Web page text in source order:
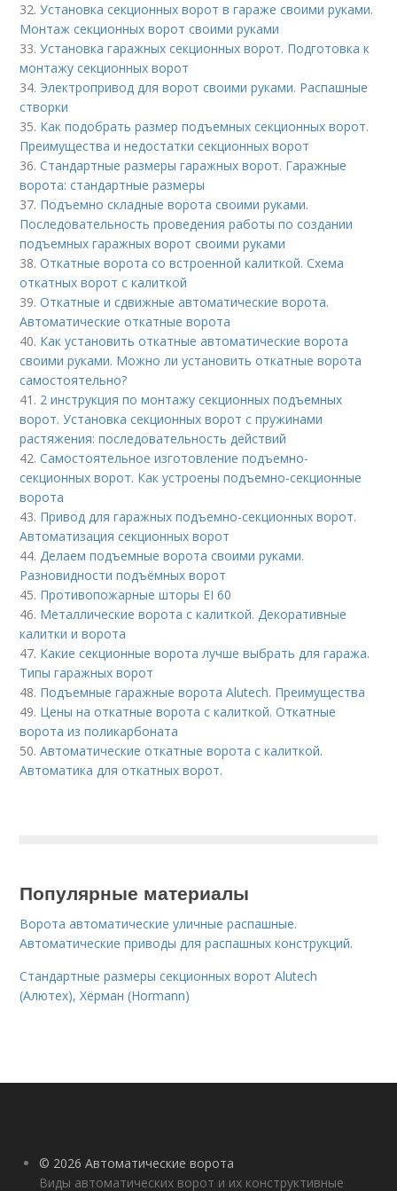
32.Установка секционных ворот в гараже своими руками.
Монтаж секционных ворот своими руками
33.Установка гаражных секционных ворот. Подготовка к
монтажу секционных ворот
34. Электропривод для ворот своими руками. Распашные
створки
35. Как подобрать размер подъемных секционных ворот.
Преимущества и недостатки секционных ворот
36.Стандартные размеры гаражных ворот. Гаражные
ворота: стандартные размеры
37. Подъемно складные ворота своими руками.
Последовательность проведения работы по создании
подъемных гаражных ворот своими руками
38.Откатные ворота со встроенной калиткой. Схема
откатных ворот с калиткой
39.Откатные и сдвижные автоматические ворота.
Автоматические откатные ворота
40. Как установить откатные автоматические ворота
своими руками. Можно ли установить откатные ворота
самостоятельно?
41. 2 инструкция по монтажу секционных подъемных
ворот. Установка секционных ворот с пружинами
растяжения: последовательность действий
42.Самостоятельное изготовление подъемно-
секционных ворот. Как устроены подъемно-секционные
ворота
43. Привод для гаражных подъемно-секционных ворот.
Автоматизация секционных ворот
44.Делаем подъемные ворота своими руками.
Разновидности подъёмных ворот
45. Противопожарные шторы EI 60
46. Металлические ворота с калиткой. Декоративные
калитки и ворота
47. Какие секционные ворота лучше выбрать для гаража.
Типы гаражных ворот
48. Подъемные гаражные ворота Alutech. Преимущества
49. Цены на откатные ворота с калиткой. Откатные
ворота из поликарбоната
50.Автоматические откатные ворота с калиткой.
Автоматика для откатных ворот.
Популярные материалы
Ворота автоматические уличные распашные.
Автоматические приводы для распашных конструкций.
Стандартные размеры секционных ворот Alutech
(Алютех), Хёрман (Hormann)
© 2026 Автоматические ворота
Виды автоматических ворот и их конструктивные